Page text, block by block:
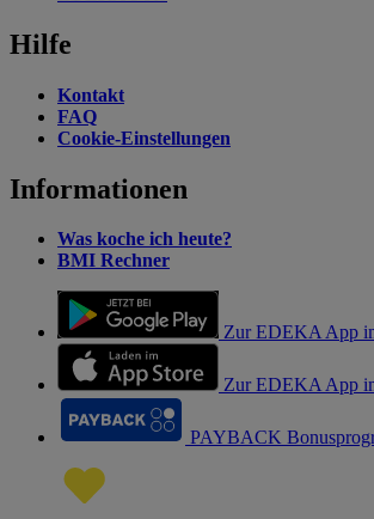
Hilfe
Kontakt
FAQ
Cookie-Einstellungen
Informationen
Was koche ich heute?
BMI Rechner
Zur EDEKA App
Zur EDEKA App
PAYBACK